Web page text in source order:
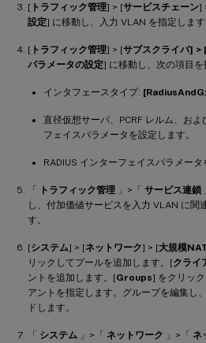
[ トラフィック管理] > [サービスチェーン]
設定] に移動し、入力 VLAN を指定します
[ トラフィック管理] > [サブスクライバ] >
パラメータの設定] に移動し、次の項目を
インタフェースタイプ:
直径仮想サーバ、PCRF レルム、お
フェイスパラメータを設定します。
RADIUS インターフェイスパラメータ
「 トラフィック管理 」>「 サービス連鎖
し、付加価値サービスを入力 VLAN に関
す。
[システム] > [ネットワーク] > [大規模
リックしてプールを追加します。[クライ
ントを追加します。[Groups] をクリッ
アントを指定します。グループを編集し
ドします。
「 システム 」>「 ネットワーク 」>「 ネ